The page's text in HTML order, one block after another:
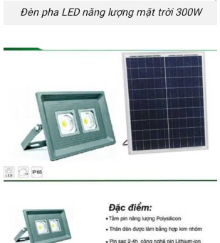
Đèn pha LED năng lượng mặt trời 300W